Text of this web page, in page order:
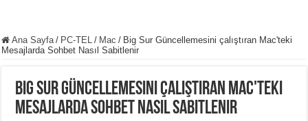
Ana Sayfa / PC-TEL / Mac / Big Sur Güncellemesini çalıştıran Mac'teki
Mesajlarda Sohbet Nasıl Sabitlenir
Big Sur Güncellemesini çalıştıran Mac'teki
Mesajlarda Sohbet Nasıl Sabitlenir